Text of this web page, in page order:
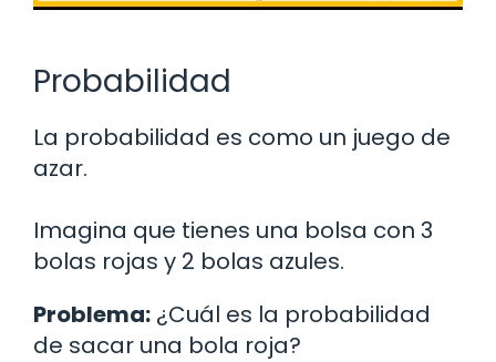
Probabilidad
La probabilidad es como un juego de
azar.
Imagina que tienes una bolsa con 3
bolas rojas y 2 bolas azules.
Problema: ¿Cuál es la probabilidad
de sacar una bola roja?